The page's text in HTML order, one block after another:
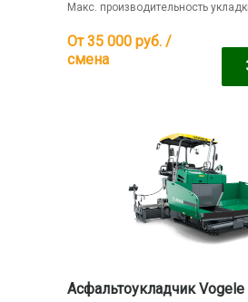
Макс. производительность
От 35 000 руб. /
смена
Асфальтоукладчик Vogele